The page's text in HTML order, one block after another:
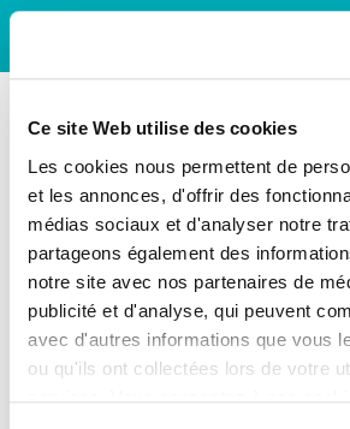
Ce site Web utilise des cookies
Les cookies nous permettent de
et les annonces, d'offrir des
médias sociaux et d'analyser notre
partageons également des
notre site avec nos partenaires de
publicité et d'analyse, qui peuvent
avec d'autres informations que vous
ou qu'ils ont collectées lors de votre